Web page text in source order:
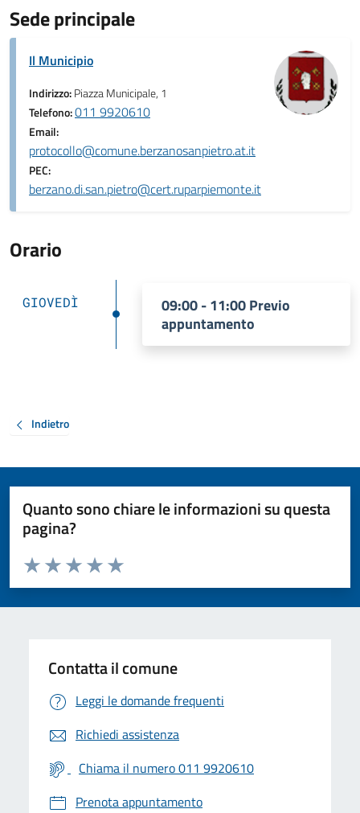
Sede principale
Il Municipio
Indirizzo:Piazza Municipale, 1
Telefono:011 9920610
Email:
protocollo@comune.berzanosanpietro.at.it
PEC:
berzano.di.san.pietro@cert.ruparpiemonte.it
Orario
GIOVEDÌ
09:00 - 11:00 Previo
appuntamento
Indietro
Quanto sono chiare le informazioni su questa
pagina?
Valuta da 1 a 5 stelle la pagina
Valuta 5 stelle su 5
Valuta 4 stelle su 5
Valuta 3 stelle su 5
Valuta 2 stelle su 5
Valuta 1 stelle su 5
Contatta il comune
Leggi le domande frequenti
Richiedi assistenza
Chiama il numero 011 9920610
Prenota appuntamento